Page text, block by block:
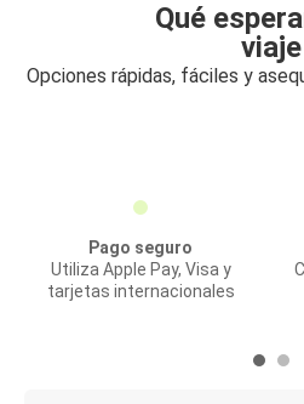
Qué
viaje
Opciones rápidas, fáciles y
Pago seguro
Utiliza Apple Pay, Visa y
tarjetas internacionales